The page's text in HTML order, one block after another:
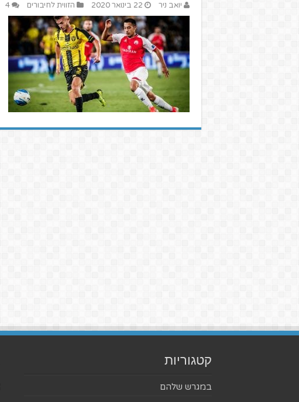
יואב ניר 22 בינואר 2020 הזווית לחיבורים 4
קטגוריות
במגרש שלהם